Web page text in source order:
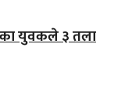
युवकले ३ तला